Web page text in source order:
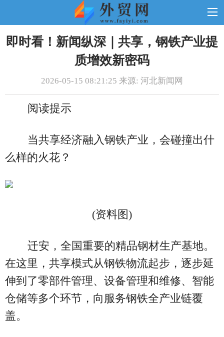
即时看！新闻纵深｜共享，钢铁产业提
质增效新密码
2026-05-15 08:21:25 来源: 河北新闻网
阅读提示
当共享经济融入钢铁产业，会碰撞出什
么样的火花？
(资料图)
迁安，全国重要的精品钢材生产基地。
在这里，共享模式从钢铁物流起步，逐步延
伸到了零部件管理、设备管理和维修、智能
仓储等多个环节，向服务钢铁全产业链覆
盖。